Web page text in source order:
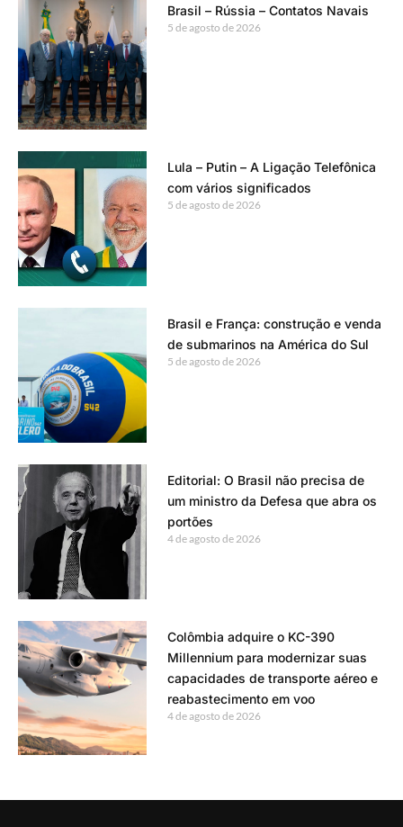
Brasil – Rússia – Contatos Navais
5 de agosto de 2026
Lula – Putin – A Ligação Telefônica
com vários significados
5 de agosto de 2026
Brasil e França: construção e venda
de submarinos na América do Sul
5 de agosto de 2026
Editorial: O Brasil não precisa de
um ministro da Defesa que abra os
portões
4 de agosto de 2026
Colômbia adquire o KC-390
Millennium para modernizar suas
capacidades de transporte aéreo e
reabastecimento em voo
4 de agosto de 2026